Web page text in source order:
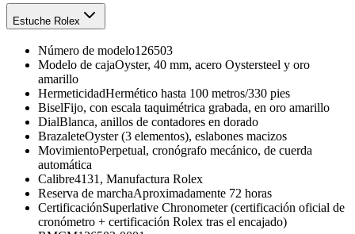
Estuche Rolex
Número de modelo126503
Modelo de cajaOyster, 40 mm, acero Oystersteel y oro
amarillo
HermeticidadHermético hasta 100 metros/330 pies
BiselFijo, con escala taquimétrica grabada, en oro amarillo
DialBlanca, anillos de contadores en dorado
BrazaleteOyster (3 elementos), eslabones macizos
MovimientoPerpetual, cronógrafo mecánico, de cuerda
automática
Calibre4131, Manufactura Rolex
Reserva de marchaAproximadamente 72 horas
CertificaciónSuperlative Chronometer (certificación oficial de
cronómetro + certificación Rolex tras el encajado)